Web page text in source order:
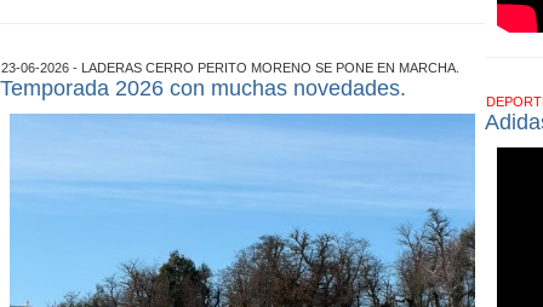
23-06-2026 - LADERAS CERRO PERITO MORENO SE PONE EN MARCHA.
Temporada 2026 con muchas novedades.